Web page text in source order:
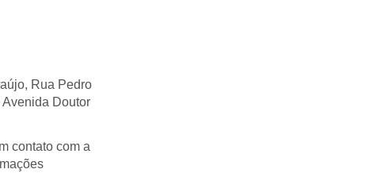
Rua Pedro
Doutor
contato com a